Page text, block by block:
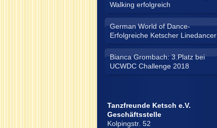
Walking erfolgreich
German World of Dance-
Erfolgreiche Ketscher Linedancer
Bianca Grombach: 3.Platz bei
UCWDC Challenge 2018
Tanzfreunde Ketsch e.V.
Geschäftsstelle
Kolpingstr. 52